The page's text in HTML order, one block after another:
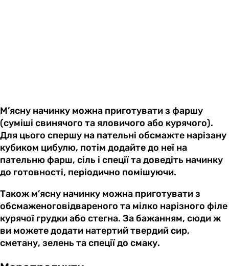
М’ясну начинку можна приготувати з фаршу
(суміші свинячого та яловичого або курячого).
Для цього спершу на пательні обсмажте нарізану
кубиком цибулю, потім додайте до неї на
пательню фарш, сіль і спеції та доведіть начинку
до готовності, періодично помішуючи.
Також м’ясну начинку можна приготувати з
обсмаженоговідвареного та мілко нарізного філе
курячої грудки або стегна. За бажанням, сюди ж
ви можете додати натертий твердий сир,
сметану, зелень та спеції до смаку.